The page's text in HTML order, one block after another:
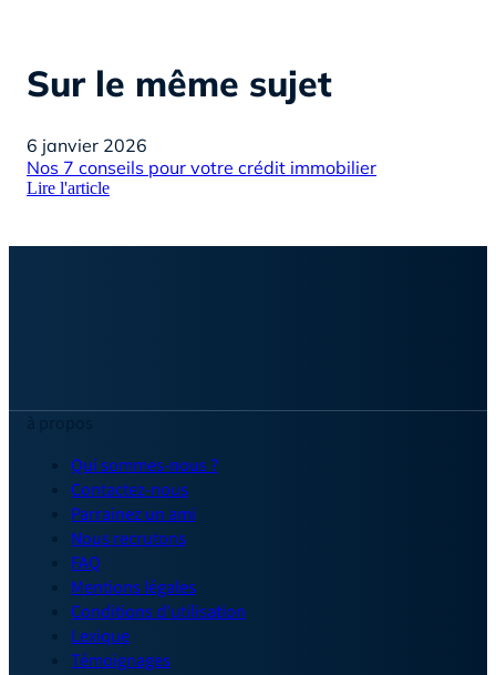
Sur le même sujet
6 janvier 2026
Nos 7 conseils pour votre crédit immobilier
Lire l'article
Qui sommes-nous ?
Contactez-nous
Parrainez un ami
Nous recrutons
FAQ
Mentions légales
Conditions d'utilisation
Lexique
Témoignages